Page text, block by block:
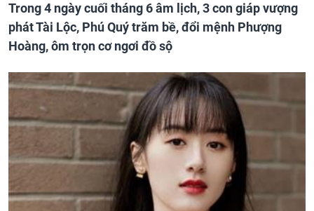
Trong 4 ngày cuối tháng 6 âm lịch, 3 con giáp vượng
phát Tài Lộc, Phú Quý trăm bề, đổi mệnh Phượng
Hoàng, ôm trọn cơ ngơi đồ sộ